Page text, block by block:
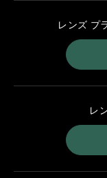
レンズ プ
レ